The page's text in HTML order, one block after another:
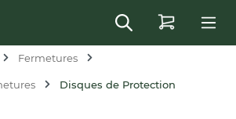
Fermetures
Disques de Protection